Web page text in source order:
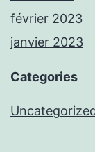
février 2023
janvier 2023
Categories